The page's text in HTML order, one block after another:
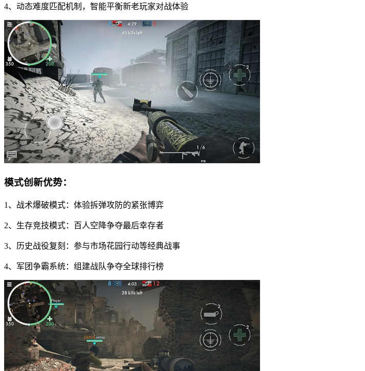
4、动态难度匹配机制，智能平衡新老玩家对战体验
模式创新优势：
1、战术爆破模式：体验拆弹攻防的紧张博弈
2、生存竞技模式：百人空降争夺最后幸存者
3、历史战役复刻：参与市场花园行动等经典战事
4、军团争霸系统：组建战队争夺全球排行榜